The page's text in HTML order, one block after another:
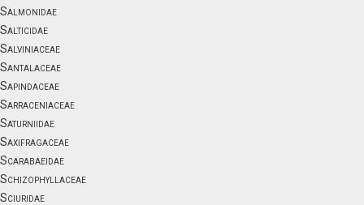
Salmonidae
Salticidae
Salviniaceae
Santalaceae
Sapindaceae
Sarraceniaceae
Saturniidae
Saxifragaceae
Scarabaeidae
Schizophyllaceae
Sciuridae